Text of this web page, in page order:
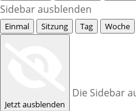
Sidebar ausblenden
Einmal Sitzung Tag Woche
Jetzt ausblenden
Die Sidebar